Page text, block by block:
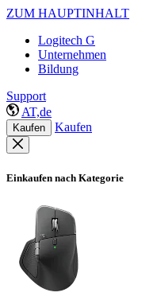
ZUM HAUPTINHALT
Logitech G
Unternehmen
Bildung
Support
AT,de
Kaufen Kaufen
Einkaufen nach Kategorie